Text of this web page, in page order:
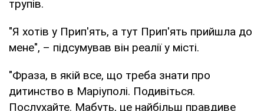
трупів.
"Я хотів у Прип'ять, а тут Прип'ять прийшла до
мене", – підсумував він реалії у місті.
"Фраза, в якій все, що треба знати про
дитинство в Маріуполі. Подивіться.
Послухайте. Мабуть, це найбільш правдиве